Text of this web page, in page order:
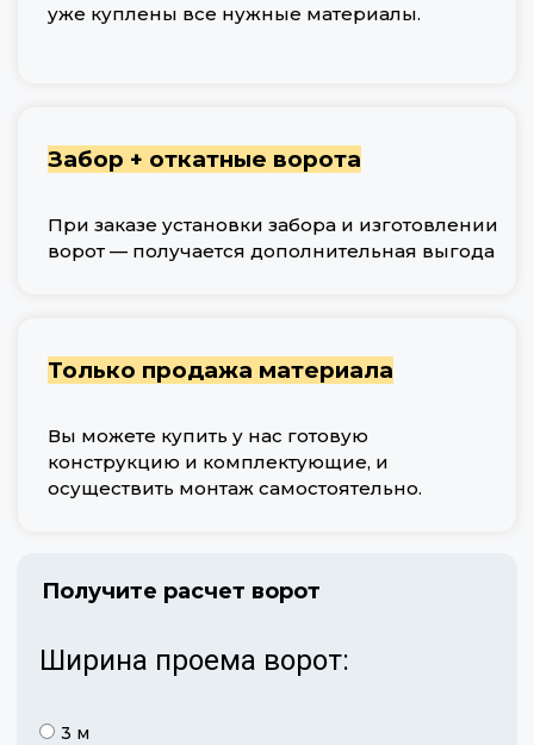
уже куплены все нужные материалы.
Забор + откатные ворота
При заказе установки забора и изготовлении
ворот — получается дополнительная выгода
Только продажа материала
Вы можете купить у нас готовую
конструкцию и комплектующие, и
осуществить монтаж самостоятельно.
Получите расчет ворот
Ширина проема ворот:
3 м